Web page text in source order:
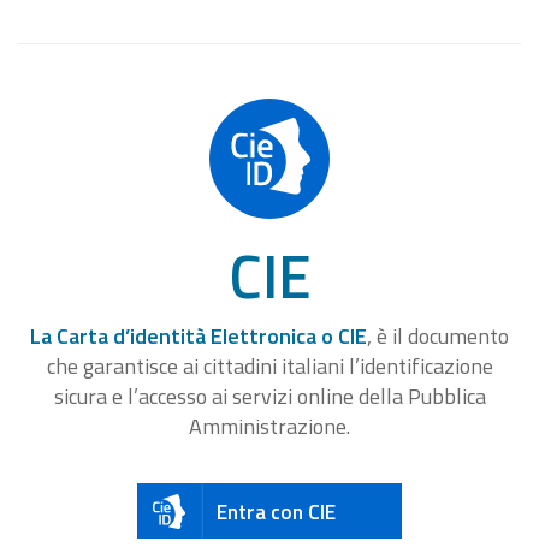
CIE
La Carta d’identità Elettronica o CIE, è il documento
che garantisce ai cittadini italiani l’identificazione
sicura e l’accesso ai servizi online della Pubblica
Amministrazione.
Entra con CIE